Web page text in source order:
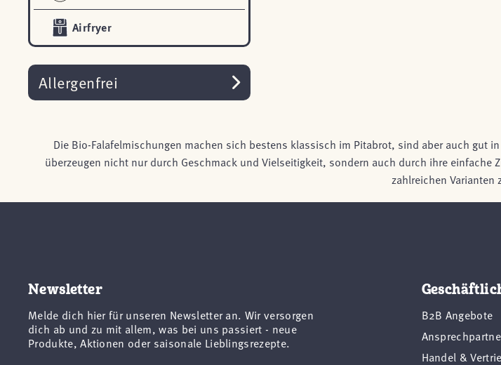
Airfryer
Allergenfrei
Die Bio-Falafelmischungen machen sich bestens klassisch im Pitabrot, sind aber auch gut
überzeugen nicht nur durch Geschmack und Vielseitigkeit, sondern auch durch ihre
zahlreichen Varianten
Newsletter
Melde dich hier für unseren Newsletter an. Wir versorgen
dich ab und zu mit allem, was bei uns passiert - neue
Produkte, Aktionen oder saisonale Lieblingsrezepte.
B2B Angebote
Handel &